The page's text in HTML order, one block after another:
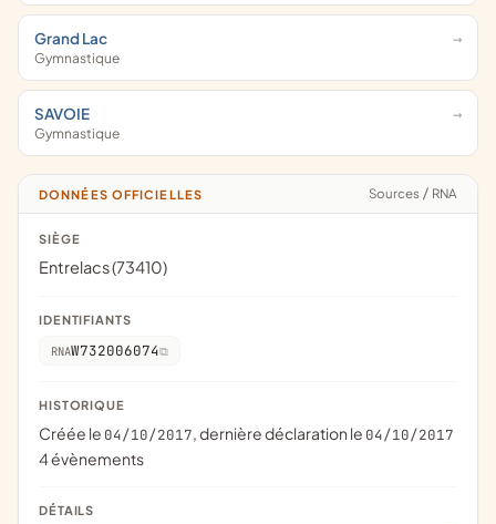
Grand Lac
Gymnastique
SAVOIE
Gymnastique
DONNÉES OFFICIELLES Sources / RNA
SIÈGE
Entrelacs (73410)
IDENTIFIANTS
RNAW732006074
HISTORIQUE
Créée le 04/10/2017, dernière déclaration le 04/10/2017
4 évènements
DÉTAILS